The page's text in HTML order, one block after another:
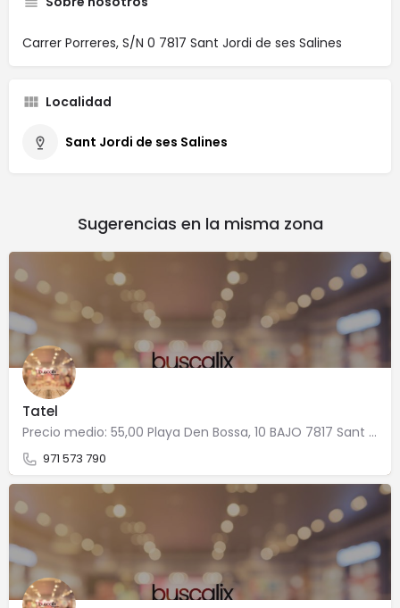
Carrer Porreres, S/N 0 7817 Sant Jordi de ses Salines
Localidad
Sant Jordi de ses Salines
Sugerencias en la misma zona
Tatel
Precio medio: 55,00 Playa Den Bossa, 10 BAJO 7817 Sant Jordi de ses Salines
971 573 790